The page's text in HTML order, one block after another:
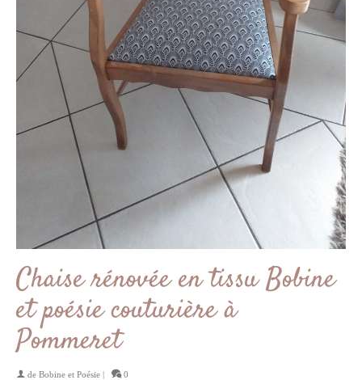
Chaise rénovée en tissu Bobine
et poésie couturière à
Pommeret
de Bobine et Poésie | 0